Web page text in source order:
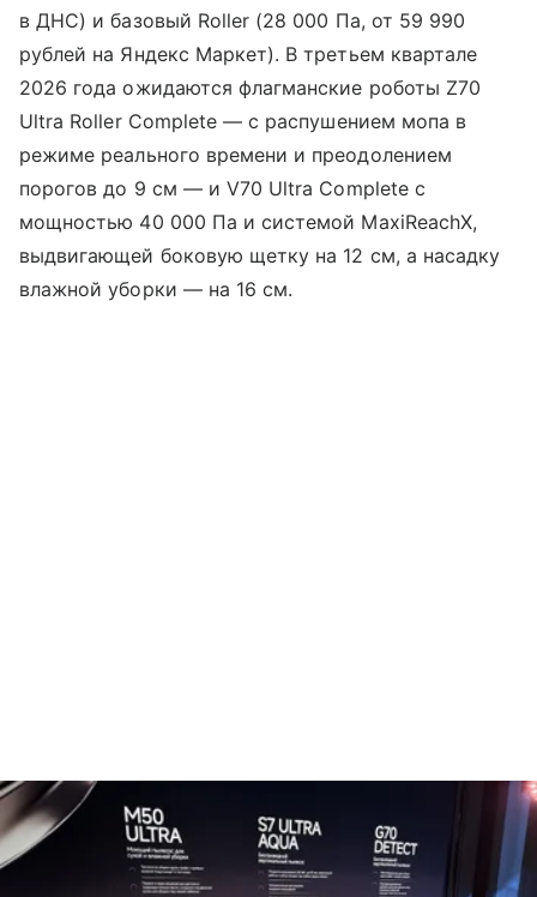
в ДНС) и базовый Roller (28 000 Па, от 59 990
рублей на Яндекс Маркет). В третьем квартале
2026 года ожидаются флагманские роботы Z70
Ultra Roller Complete — с распушением мопа в
режиме реального времени и преодолением
порогов до 9 см — и V70 Ultra Complete с
мощностью 40 000 Па и системой MaxiReachX,
выдвигающей боковую щетку на 12 см, а насадку
влажной уборки — на 16 см.